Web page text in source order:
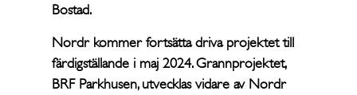
Bostad.
Nordr kommer fortsätta driva projektet till
färdigställande i maj 2024. Grannprojektet,
BRF Parkhusen, utvecklas vidare av Nordr